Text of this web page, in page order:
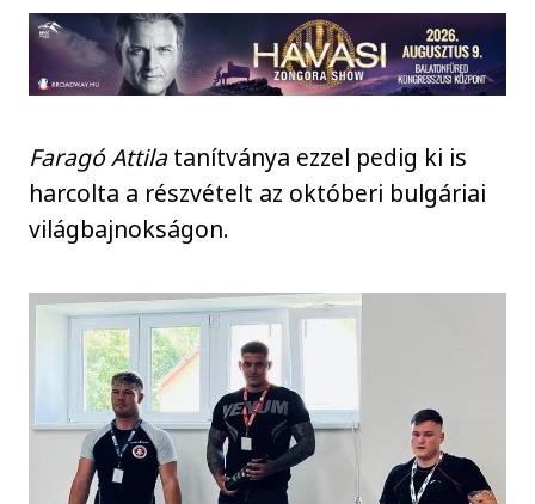
Faragó Attilatanítványa ezzel pedig ki is
harcolta a részvételt az októberi bulgáriai
világbajnokságon.